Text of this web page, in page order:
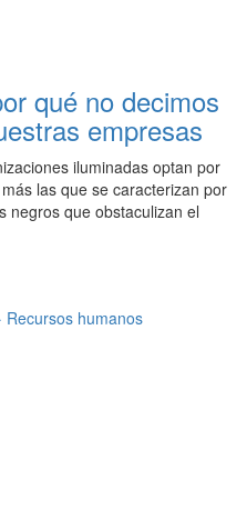
qué no decimos
empresas
iluminadas optan por
las que se caracterizan por
negros que obstaculizan el
Recursos humanos